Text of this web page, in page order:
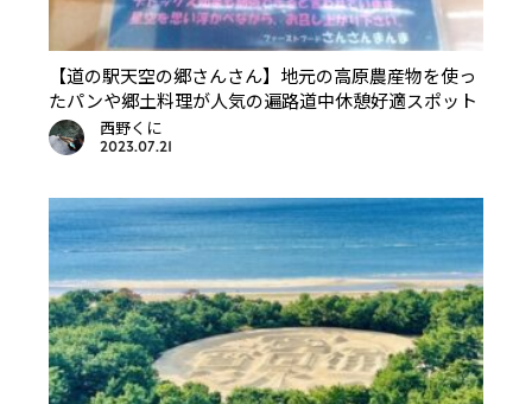
【道の駅天空の郷さんさん】地元の高原農産物を使っ
たパンや郷土料理が人気の遍路道中休憩好適スポット
西野くに
2023.07.21